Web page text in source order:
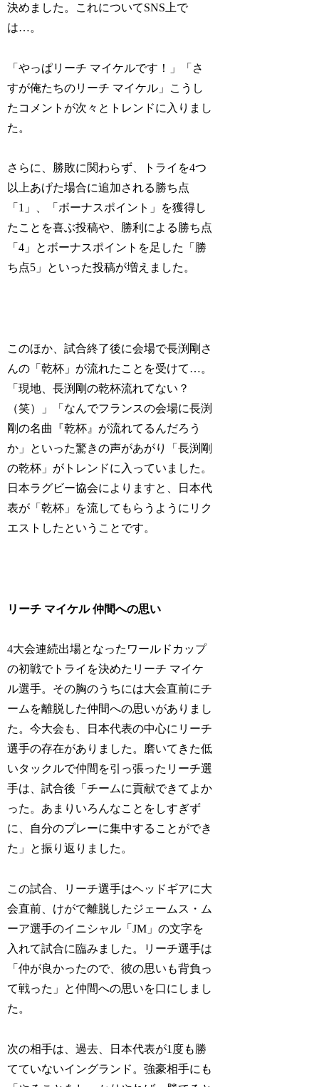
決めました。これについてSNS上で
は…。
「やっぱリーチ マイケルです！」「さ
すが俺たちのリーチ マイケル」こうし
たコメントが次々とトレンドに入りまし
た。
さらに、勝敗に関わらず、トライを4つ
以上あげた場合に追加される勝ち点
「1」、「ボーナスポイント」を獲得し
たことを喜ぶ投稿や、勝利による勝ち点
「4」とボーナスポイントを足した「勝
ち点5」といった投稿が増えました。
このほか、試合終了後に会場で長渕剛さ
んの「乾杯」が流れたことを受けて…。
「現地、長渕剛の乾杯流れてない？
（笑）」「なんでフランスの会場に長渕
剛の名曲『乾杯』が流れてるんだろう
か」といった驚きの声があがり「長渕剛
の乾杯」がトレンドに入っていました。
日本ラグビー協会によりますと、日本代
表が「乾杯」を流してもらうようにリク
エストしたということです。
リーチ マイケル 仲間への思い
4大会連続出場となったワールドカップ
の初戦でトライを決めたリーチ マイケ
ル選手。その胸のうちには大会直前にチ
ームを離脱した仲間への思いがありまし
た。今大会も、日本代表の中心にリーチ
選手の存在がありました。磨いてきた低
いタックルで仲間を引っ張ったリーチ選
手は、試合後「チームに貢献できてよか
った。あまりいろんなことをしすぎず
に、自分のプレーに集中することができ
た」と振り返りました。
この試合、リーチ選手はヘッドギアに大
会直前、けがで離脱したジェームス・ム
ーア選手のイニシャル「JM」の文字を
入れて試合に臨みました。リーチ選手は
「仲が良かったので、彼の思いも背負っ
て戦った」と仲間への思いを口にしまし
た。
次の相手は、過去、日本代表が1度も勝
てていないイングランド。強豪相手にも